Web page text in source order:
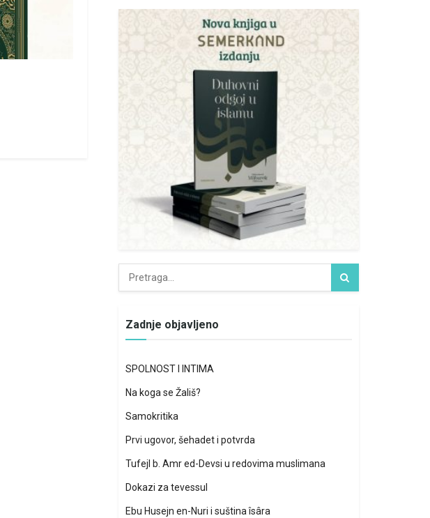
Zadnje objavljeno
SPOLNOST I INTIMA
Na koga se Žališ?
Samokritika
Prvi ugovor, šehadet i potvrda
Tufejl b. Amr ed-Devsi u redovima muslimana
Dokazi za tevessul
Ebu Husejn en-Nuri i suština îsâra